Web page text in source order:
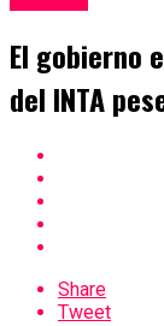
El gobierno
del INTA
Share
Tweet